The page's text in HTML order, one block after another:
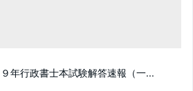
年行政書士本試験解答速報（一...